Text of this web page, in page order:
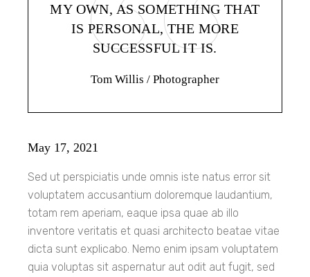
MY OWN, AS SOMETHING THAT
IS PERSONAL, THE MORE
SUCCESSFUL IT IS.
Tom Willis / Photographer
May 17, 2021
Sed ut perspiciatis unde omnis iste natus error sit
voluptatem accusantium doloremque laudantium,
totam rem aperiam, eaque ipsa quae ab illo
inventore veritatis et quasi architecto beatae vitae
dicta sunt explicabo. Nemo enim ipsam voluptatem
quia voluptas sit aspernatur aut odit aut fugit, sed